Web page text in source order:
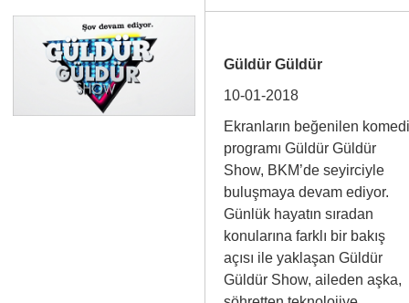
Güldür Güldür
10-01-2018
Ekranların beğenilen
programı Güldür Güldür
Show, BKM’de seyirciyle
buluşmaya devam ediyor.
Günlük hayatın sıradan
konularına farklı bir bakış
açısı ile yaklaşan Güldür
Güldür Show, aileden aşka,